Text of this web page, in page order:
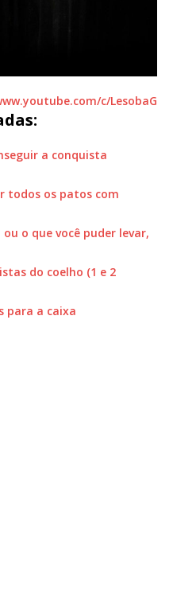
c/LesobaG
a conquista
todos os patos com
o que você puder levar,
do coelho (1 e 2
para a caixa